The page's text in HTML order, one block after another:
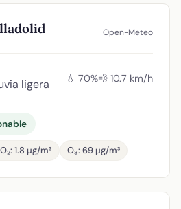
Open-Meteo
ligera 💧 70%💨 10.7 km/h
1.8 µg/m³ O₃: 69 µg/m³